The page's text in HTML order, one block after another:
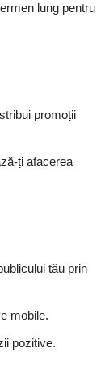
lung pentru
promoții
ți afacerea
tău prin
mobile.
pozitive.